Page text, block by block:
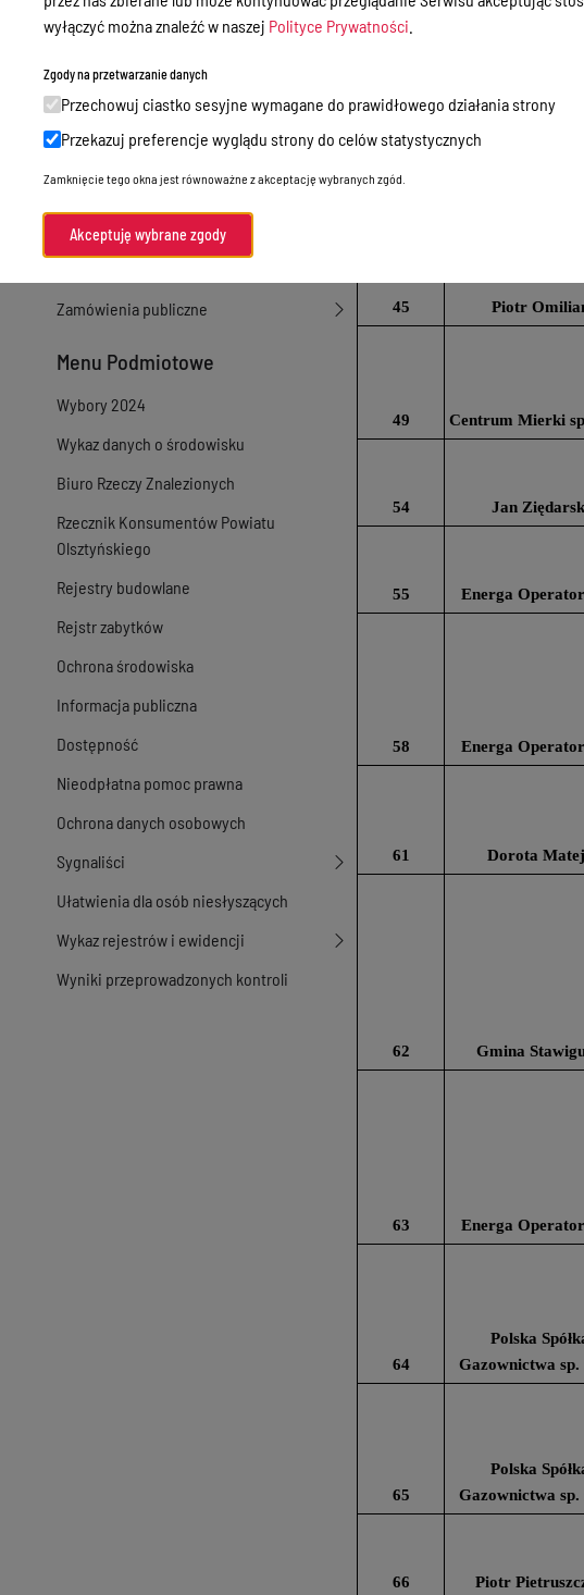
Sprawy załatwiane w urzędzie
Sprawy załatwiane internetowo
Oświadczenia majątkowe
e-Puap/ e-Doręczenia
Petycje
Praca
Zamówienia publiczne
Menu Podmiotowe
Wybory 2024
Wykaz danych o środowisku
Biuro Rzeczy Znalezionych
Rzecznik Konsumentów Powiatu
Olsztyńskiego
Rejestry budowlane
Rejstr zabytków
Ochrona środowiska
Informacja publiczna
Dostępność
Nieodpłatna pomoc prawna
Ochrona danych osobowych
Sygnaliści
Ułatwienia dla osób niesłyszących
Wykaz rejestrów i ewidencji
Wyniki przeprowadzonych kontroli
40 Wacław
45 Piotr
49 Centrum Mierki
54 Jan
55 Energa
58 Energa
61 Dorota
62 Gmina
63 Energa
64
Polska
Gazownictwa sp.
65
Polska
Gazownictwa sp.
66 Piotr
wyłączyć można znaleźć w naszej Polityce Prywatności
Zgody na przetwarzanie danych
Przechowuj ciastko sesyjne wymagane do prawidłowego działania strony
Przekazuj preferencje wyglądu strony do celów statystycznych
Zamknięcie tego okna jest równoważne z akceptację wybranych zgód.
Akceptuję wybrane zgody